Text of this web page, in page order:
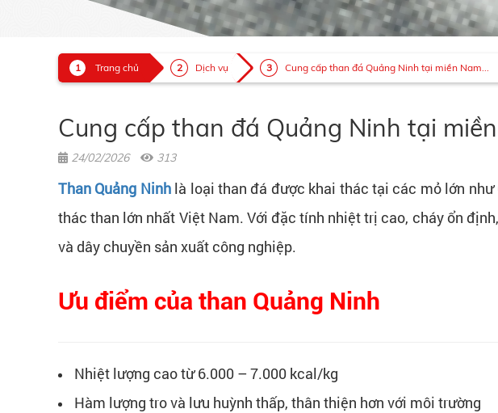
Trang chủ Dịch vụ Cung cấp than đá Quảng Ninh tại miền Nam...
Cung cấp than đá Quảng Ninh tại
24/02/2026 313
Than Quảng Ninhlà loại than đá được khai thác tại các mỏ lớn như
thác than lớn nhất Việt Nam. Với đặc tính nhiệt trị cao, cháy ổn
và dây chuyền sản xuất công nghiệp.
Ưu điểm của than Quảng Ninh
Nhiệt lượng cao từ 6.000 – 7.000 kcal/kg
Hàm lượng tro và lưu huỳnh thấp, thân thiện hơn với môi trường